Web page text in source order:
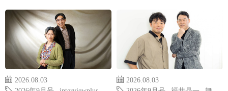
2026.08.03
2026.08.03